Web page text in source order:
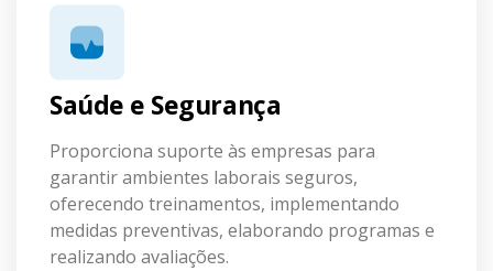
Saúde e Segurança
Proporciona suporte às empresas para
garantir ambientes laborais seguros,
oferecendo treinamentos, implementando
medidas preventivas, elaborando programas e
realizando avaliações.